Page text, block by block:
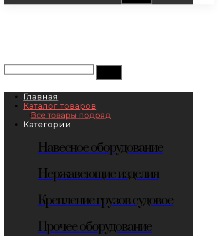
Главная
Каталог товаров
Все товары подряд
Категории
Навесное оборудование
Нержавеющие изделия
Крепление грузов судовое
Прочее оборудование